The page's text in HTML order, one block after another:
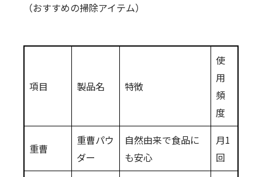
（おすすめの掃除アイテム）
項目 製品名 特徴
使
用
頻
度
重曹
重曹パウ
ダー
自然由来で食品に
も安心
月1
回